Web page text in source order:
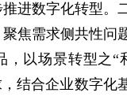
进数字化转型。
焦需求侧共性问
以场景转型之“
结合企业数字化